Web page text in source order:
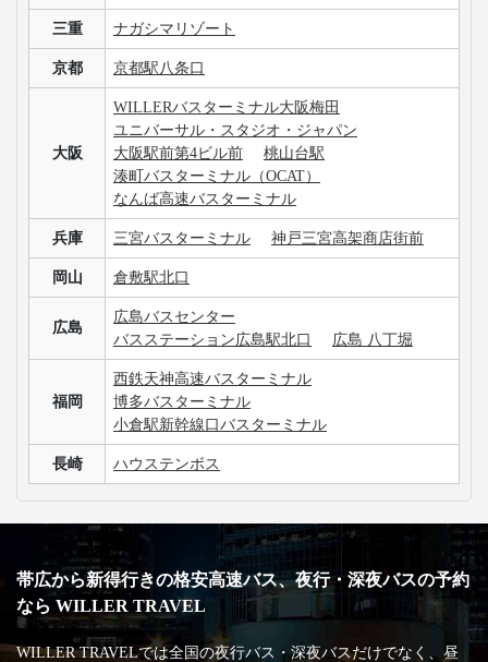
三重 ナガシマリゾート
京都 京都駅八条口
大阪
WILLERバスターミナル大阪梅田
ユニバーサル・スタジオ・ジャパン
大阪駅前第4ビル前
桃山台駅
湊町バスターミナル（OCAT）
なんば高速バスターミナル
兵庫 三宮バスターミナル 神戸三宮高架商店街前
岡山 倉敷駅北口
広島
広島バスセンター
バスステーション広島駅北口
広島 八丁堀
福岡
西鉄天神高速バスターミナル
博多バスターミナル
小倉駅新幹線口バスターミナル
長崎 ハウステンボス
帯広から新得行きの格安高速バス、夜行・深夜バスの予約
なら WILLER TRAVEL
WILLER TRAVELでは全国の夜行バス・深夜バスだけでなく、昼